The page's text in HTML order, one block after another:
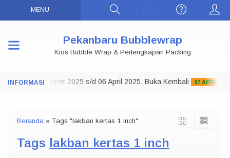
MENU
Pekanbaru Bubblewrap
Kios Bubble Wrap & Perlengkapan Packing
Tutup 29 Maret 2025 s/d 06 April 2025, Buka Kembali 07 APRIL 2025
Beranda » Tags "lakban kertas 1 inch"
Tags lakban kertas 1 inch